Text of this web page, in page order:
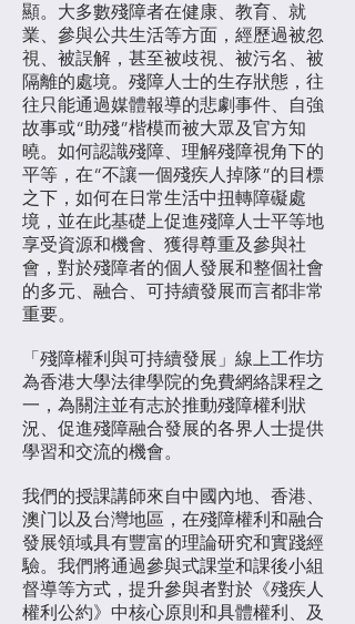
顯。大多數殘障者在健康、教育、就
業、參與公共生活等方面，經歷過被忽
視、被誤解，甚至被歧視、被污名、被
隔離的處境。殘障人士的生存狀態，往
往只能通過媒體報導的悲劇事件、自強
故事或“助殘”楷模而被大眾及官方知
曉。如何認識殘障、理解殘障視角下的
平等，在“不讓一個殘疾人掉隊”的目標
之下，如何在日常生活中扭轉障礙處
境，並在此基礎上促進殘障人士平等地
享受資源和機會、獲得尊重及參與社
會，對於殘障者的個人發展和整個社會
的多元、融合、可持續發展而言都非常
重要。
「殘障權利與可持續發展」線上工作坊
為香港大學法律學院的免費網絡課程之
一，為關注並有志於推動殘障權利狀
況、促進殘障融合發展的各界人士提供
學習和交流的機會。
我們的授課講師來自中國內地、香港、
澳门以及台灣地區，在殘障權利和融合
發展領域具有豐富的理論研究和實踐經
驗。我們將通過參與式課堂和課後小組
督導等方式，提升參與者對於《殘疾人
權利公約》中核心原則和具體權利、及